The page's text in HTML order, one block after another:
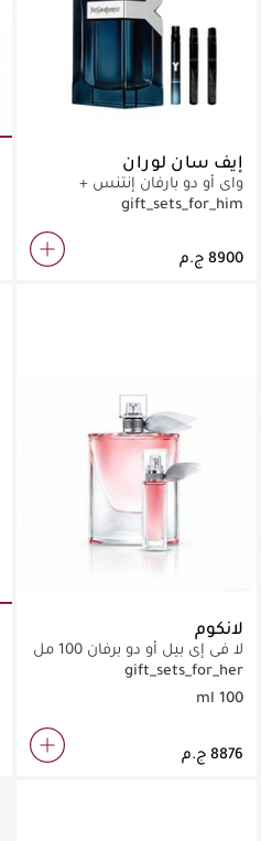
إيف سان لوران
واي أو دو بارفان إنتنس +
مجموعة اكتشاف ‎30‎ مل
gift_sets_for_him
لانكوم
لا في إي بيل أو دو برفان 100 مل
+ 15 مل
gift_sets_for_her
100 ml